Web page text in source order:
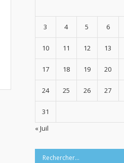
3 4 5 6
10 11 12 13
17 18 19 20
24 25 26 27
31
« Juil